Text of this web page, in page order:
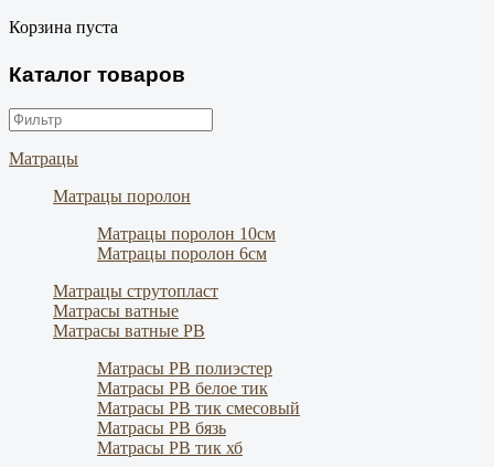
Корзина пуста
Каталог товаров
Матрацы
Матрацы поролон
Матрацы поролон 10см
Матрацы поролон 6см
Матрацы струтопласт
Матрасы ватные
Матрасы ватные РВ
Матрасы РВ полиэстер
Матрасы РВ белое тик
Матрасы РВ тик смесовый
Матрасы РВ бязь
Матрасы РВ тик хб